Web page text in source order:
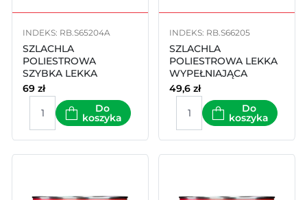
INDEKS: RB.S65204A
SZLACHLA
POLIESTROWA
SZYBKA LEKKA
Roberlo Racer 1L
69 zł
Do
koszyka
INDEKS: RB.S66205
SZLACHLA
POLIESTROWA LEKKA
WYPEŁNIAJĄCA
Roberlo MAXIFILL 1L
49,6 zł
Do
koszyka